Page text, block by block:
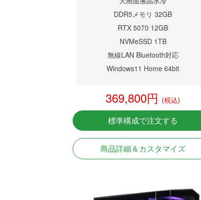
DDR5メモリ 32GB
RTX 5070 12GB
NVMeSSD 1TB
無線LAN Bluetooth対応
Windows11 Home 64bit
369,800円 (税込)
標準構成で注文する
商品詳細＆カスタマイズ